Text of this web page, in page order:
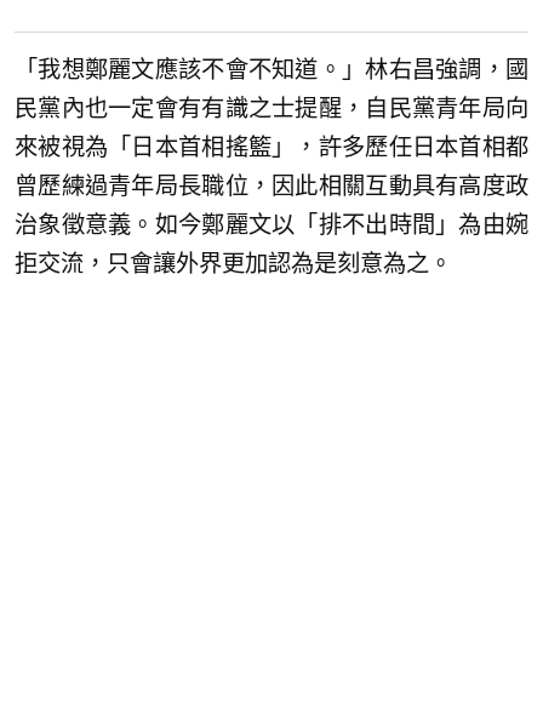
「我想鄭麗文應該不會不知道。」林右昌強調，國
民黨內也一定會有有識之士提醒，自民黨青年局向
來被視為「日本首相搖籃」，許多歷任日本首相都
曾歷練過青年局長職位，因此相關互動具有高度政
治象徵意義。如今鄭麗文以「排不出時間」為由婉
拒交流，只會讓外界更加認為是刻意為之。